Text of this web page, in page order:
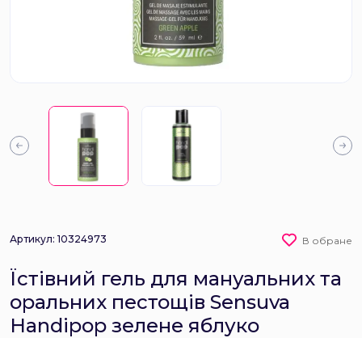
Артикул: 10324973 В обране
Їстівний гель для мануальних та
оральних пестощів Sensuva
Handipop зелене яблуко